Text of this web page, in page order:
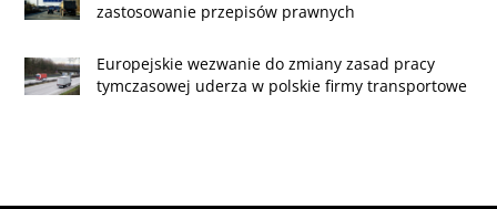
zastosowanie przepisów prawnych
Europejskie wezwanie do zmiany zasad pracy
tymczasowej uderza w polskie firmy transportowe